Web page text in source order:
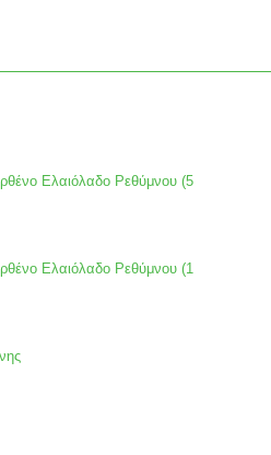
Ελαιόλαδο Ρεθύμνου (5
Ελαιόλαδο Ρεθύμνου (1